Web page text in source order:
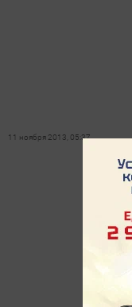
11 ноября 2013, 05:37